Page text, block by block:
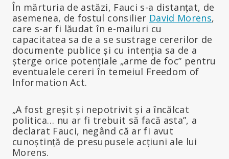
În mărturia de astăzi, Fauci s-a distanțat, de
asemenea, de fostul consilier David Morens,
care s-ar fi lăudat în e-mailuri cu
capacitatea sa de a se sustrage cererilor de
documente publice și cu intenția sa de a
șterge orice potențiale „arme de foc” pentru
eventualele cereri în temeiul Freedom of
Information Act.
„A fost greșit și nepotrivit și a încălcat
politica… nu ar fi trebuit să facă asta”, a
declarat Fauci, negând că ar fi avut
cunoștință de presupusele acțiuni ale lui
Morens.